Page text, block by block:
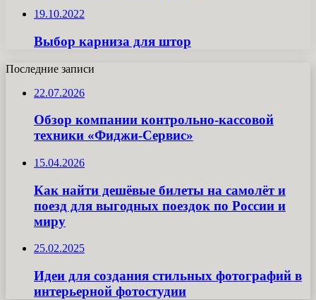
19.10.2022
Выбор карниза для штор
Последние записи
22.07.2026
Обзор компании контрольно-кассовой
техники «Фиджи-Сервис»
15.04.2026
Как найти дешёвые билеты на самолёт и
поезд для выгодных поездок по России и
миру
25.02.2025
Идеи для создания стильных фотографий в
интерьерной фотостудии